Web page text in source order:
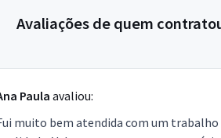
Avaliações de quem
Paula avaliou:
muito bem atendida com um trabalho